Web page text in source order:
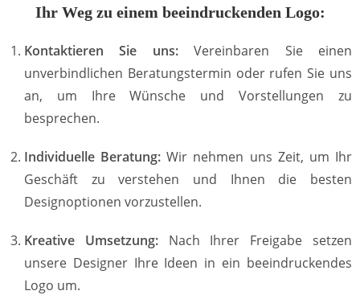
Ihr Weg zu einem beeindruckenden Logo:
Kontaktieren Sie uns:Vereinbaren Sie einen
unverbindlichen Beratungstermin oder rufen Sie uns
an, um Ihre Wünsche und Vorstellungen zu
besprechen.
Individuelle Beratung: Wir nehmen uns Zeit, um Ihr
Geschäft zu verstehen und Ihnen die besten
Designoptionen vorzustellen.
Kreative Umsetzung:Nach Ihrer Freigabe setzen
unsere Designer Ihre Ideen in ein beeindruckendes
Logo um.